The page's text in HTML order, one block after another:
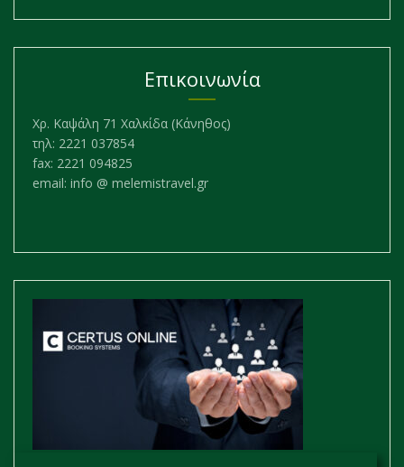
Επικοινωνία
Χρ. Καψάλη 71 Χαλκίδα (Κάνηθος)
τηλ: 2221 037854
fax: 2221 094825
email: info @ melemistravel.gr